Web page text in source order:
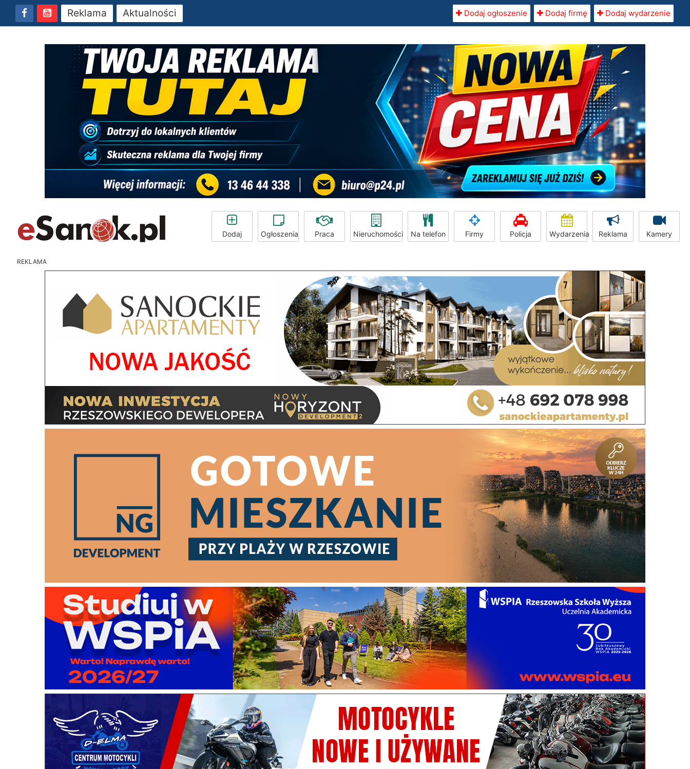
Reklama Aktualności Dodaj ogłoszenie Dodaj firmę Dodaj wydarzenie
Dodaj Ogłoszenia Praca Nieruchomości Na telefon Firmy Policja Wydarzenia Reklama Kamery
REKLAMA